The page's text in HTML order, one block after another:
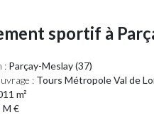
sportif à
: Parçay-Meslay (37)
: Tours Métropole Val de
m²
M €